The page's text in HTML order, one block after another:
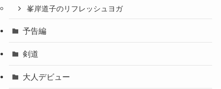
峯岸道子のリフレッシュヨガ
予告編
剣道
大人デビュー